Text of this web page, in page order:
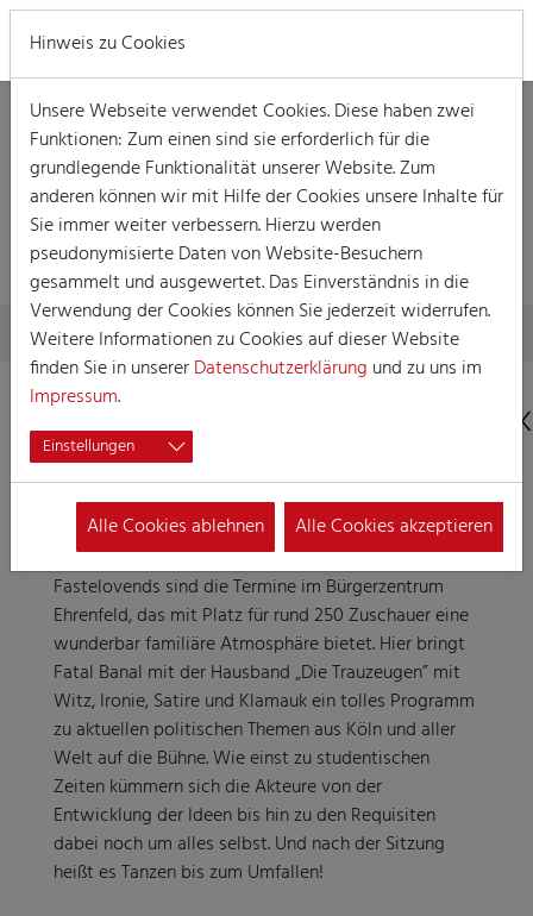
KARNEVAL VON
A-Z
Skip to main content
You are here:
Home Karneval von A-Z
A B C D K
Fatal Banal
Fester Bestandteil im Kalender des alternativen
Fastelovends sind die Termine im Bürgerzentrum
Ehrenfeld, das mit Platz für rund 250 Zuschauer eine
wunderbar familiäre Atmosphäre bietet. Hier bringt
Fatal Banal mit der Hausband „Die Trauzeugen” mit
Witz, Ironie, Satire und Klamauk ein tolles Programm
zu aktuellen politischen Themen aus Köln und aller
Welt auf die Bühne. Wie einst zu studentischen
Zeiten kümmern sich die Akteure von der
Entwicklung der Ideen bis hin zu den Requisiten
dabei noch um alles selbst. Und nach der Sitzung
heißt es Tanzen bis zum Umfallen!
Hinweis zu Cookies
Unsere Webseite verwendet Cookies. Diese haben zwei
Funktionen: Zum einen sind sie erforderlich für die
grundlegende Funktionalität unserer Website. Zum
anderen können wir mit Hilfe der Cookies unsere Inhalte für
Sie immer weiter verbessern. Hierzu werden
pseudonymisierte Daten von Website-Besuchern
gesammelt und ausgewertet. Das Einverständnis in die
Verwendung der Cookies können Sie jederzeit widerrufen.
Weitere Informationen zu Cookies auf dieser Website
finden Sie in unsererDatenschutzerklärung und zu uns im
Impressum.
Einstellungen
Alle Cookies ablehnen Alle Cookies akzeptieren